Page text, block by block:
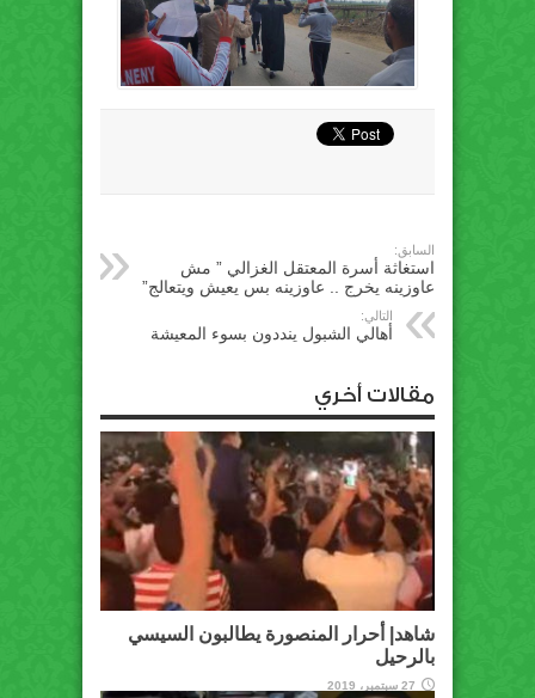
السابق:
استغاثة أسرة المعتقل الغزالي ” مش
عاوزينه يخرج .. عاوزينه بس يعيش ويتعالج”
التالي:
أهالي الشبول ينددون بسوء المعيشة
مقالات أخري
شاهد| أحرار المنصورة يطالبون السيسي
بالرحيل
27 سبتمبر، 2019